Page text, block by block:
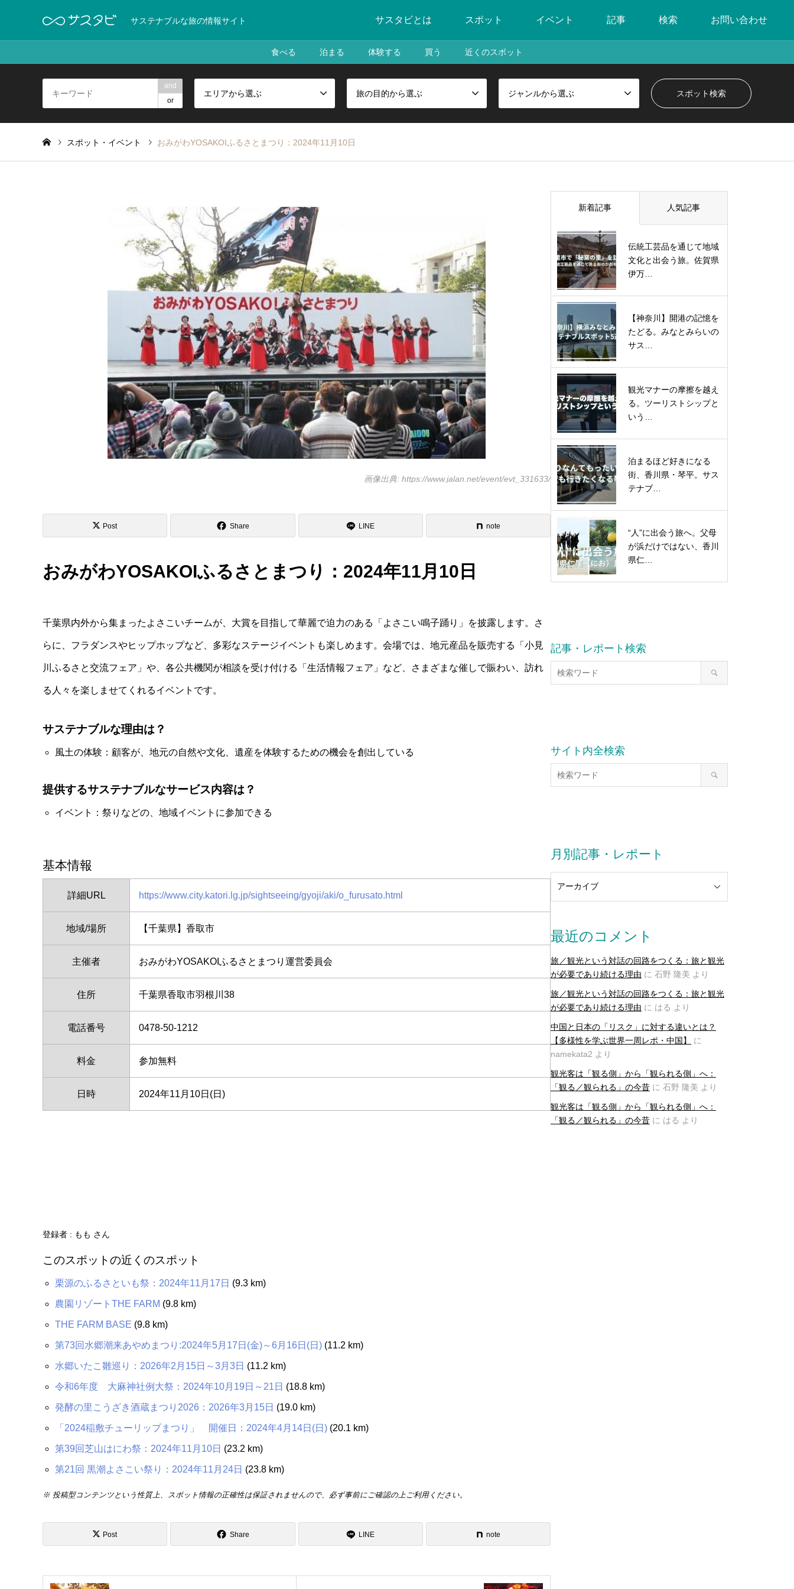
サステナブルな旅の情報サイト サスタビとは スポット イベント 記事 検索 お問い合わせ
食べる 泊まる 体験する 買う 近くのスポット
and
or
エリアから選ぶ 旅の目的から選ぶ ジャンルから選ぶ
スポット・イベント おみがわYOSAKOIふるさとまつり：2024年11月10日
画像出典: https://www.jalan.net/event/evt_331633/
Post Share LINE note
おみがわYOSAKOIふるさとまつり：2024年11月10日
千葉県内外から集まったよさこいチームが、大賞を目指して華麗で迫力のある「よさこい鳴子踊り」を披露します。さ
らに、フラダンスやヒップホップなど、多彩なステージイベントも楽しめます。会場では、地元産品を販売する「小見
川ふるさと交流フェア」や、各公共機関が相談を受け付ける「生活情報フェア」など、さまざまな催しで賑わい、訪れ
る人々を楽しませてくれるイベントです。
サステナブルな理由は？
風土の体験：顧客が、地元の自然や文化、遺産を体験するための機会を創出している
提供するサステナブルなサービス内容は？
イベント：祭りなどの、地域イベントに参加できる
基本情報
詳細URL https://www.city.katori.lg.jp/sightseeing/gyoji/aki/o_furusato.html
地域/場所 【千葉県】香取市
主催者 おみがわYOSAKOIふるさとまつり運営委員会
住所 千葉県香取市羽根川38
電話番号 0478-50-1212
料金 参加無料
日時 2024年11月10日(日)
登録者 : もも さん
このスポットの近くのスポット
栗源のふるさといも祭：2024年11月17日 (9.3 km)
農園リゾートTHE FARM (9.8 km)
THE FARM BASE (9.8 km)
第73回水郷潮来あやめまつり:2024年5月17日(金)～6月16日(日)(11.2 km)
水郷いたこ雛巡り：2026年2月15日～3月3日 (11.2 km)
令和6年度 大麻神社例大祭：2024年10月19日～21日 (18.8 km)
発酵の里こうざき酒蔵まつり2026：2026年3月15日 (19.0 km)
「2024稲敷チューリップまつり」 開催日：2024年4月14日(日)(20.1 km)
第39回芝山はにわ祭：2024年11月10日 (23.2 km)
第21回 黒潮よさこい祭り：2024年11月24日 (23.8 km)
※ 投稿型コンテンツという性質上、スポット情報の正確性は保証されませんので、必ず事前にご確認の上ご利用ください。
Post Share LINE note
新着記事 人気記事
伝統工芸品を通じて地域
文化と出会う旅。佐賀県
伊万…
【神奈川】開港の記憶を
たどる。みなとみらいの
サス…
観光マナーの摩擦を越え
る。ツーリストシップと
いう…
泊まるほど好きになる
街、香川県・琴平。サス
テナブ…
“人”に出会う旅へ。父母
が浜だけではない、香川
県仁…
記事・レポート検索
サイト内全検索
月別記事・レポート
最近のコメント
旅／観光という対話の回路をつくる：旅と観光
が必要であり続ける理由 に 石野 隆美 より
旅／観光という対話の回路をつくる：旅と観光
が必要であり続ける理由 に はる より
中国と日本の「リスク」に対する違いとは？
【多様性を学ぶ世界一周レポ・中国】
に
namekata2 より
観光客は「観る側」から「観られる側」へ：
「観る／観られる」の今昔 に 石野 隆美 より
観光客は「観る側」から「観られる側」へ：
「観る／観られる」の今昔 に はる より